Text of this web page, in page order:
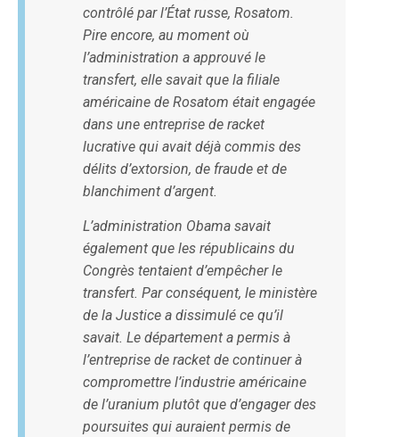
contrôlé par l’État russe, Rosatom.
Pire encore, au moment où
l’administration a approuvé le
transfert, elle savait que la filiale
américaine de Rosatom était engagée
dans une entreprise de racket
lucrative qui avait déjà commis des
délits d’extorsion, de fraude et de
blanchiment d’argent.
L’administration Obama savait
également que les républicains du
Congrès tentaient d’empêcher le
transfert. Par conséquent, le ministère
de la Justice a dissimulé ce qu’il
savait. Le département a permis à
l’entreprise de racket de continuer à
compromettre l’industrie américaine
de l’uranium plutôt que d’engager des
poursuites qui auraient permis de